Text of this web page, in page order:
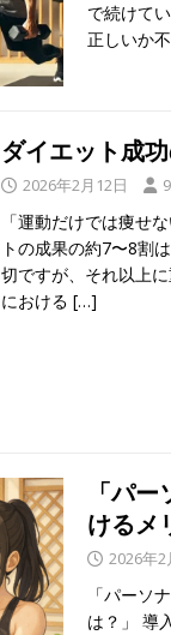
で続けて
正しいか
ダイエット成
2026年2月12日
「運動だけでは痩せ
トの成果の約7〜8割
切ですが、それ以上
における […]
「パ
けるメ
2026年2
「パーソ
は？」 導